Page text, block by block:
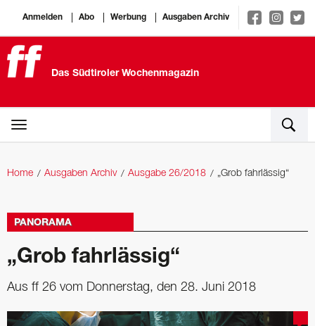
Anmelden Abo Werbung Ausgaben Archiv
Das Südtiroler Wochenmagazin
Home Ausgaben Archiv Ausgabe 26/2018 „Grob fahrlässig“
PANORAMA
„Grob fahrlässig“
Aus ff 26 vom Donnerstag, den 28. Juni 2018